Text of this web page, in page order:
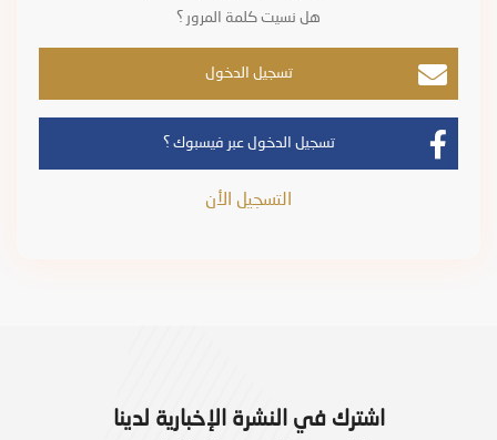
هل نسيت كلمة المرور ؟
تسجيل الدخول
تسجيل الدخول عبر فيسبوك ؟
التسجيل الأن
اشترك في النشرة الإخبارية لدينا